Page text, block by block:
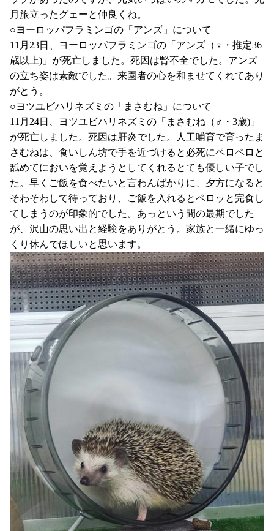
月旅立ったグェーと仲良くね。
○ヨーロッパフラミンゴの「アンズ」について
11月23日、ヨーロッパフラミンゴの「アンズ（♀・推定36
歳以上)」が死亡しました。死因は腎不全でした。アンズ
の立ち姿は素敵でした。来園者の心を和ませてくれてあり
がとう。
○ヨツユビハリネズミの「まさむね」について
11月24日、ヨツユビハリネズミの「まさむね（♂・3歳)」
が死亡しました。死因は肝炎でした。人工哺育で育ったま
さむねは、食いしん坊で手を近づけると必死にペロペロと
舐めてにおいを覚えようとしてくれるとても優しい子でし
た。早くご飯を食べたいと言わんばかりに、夕方になると
そわそわして待っており、ご飯を入れるとペロッと完食し
てしまうのが印象的でした。あっという間の最期でした
が、沢山の思い出と経験をありがとう。家族と一緒にゆっ
くり休んでほしいと思います。